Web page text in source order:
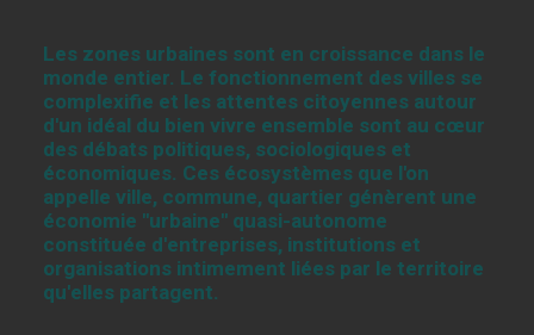
Les zones urbaines sont en croissance dans le
monde entier. Le fonctionnement des villes se
complexifie et les attentes citoyennes autour
d'un idéal du bien vivre ensemble sont au cœur
des débats politiques, sociologiques et
économiques. Ces écosystèmes que l'on
appelle ville, commune, quartier génèrent une
économie "urbaine" quasi-autonome
constituée d'entreprises, institutions et
organisations intimement liées par le territoire
qu'elles partagent.